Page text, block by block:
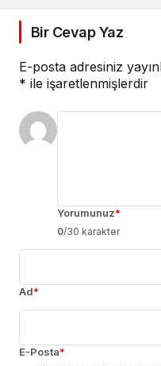
Bir Cevap Yaz
E-posta adresiniz
* ile işaretlenmişlerdir
Yorumunuz*
0/30 karakter
Ad*
E-Posta*